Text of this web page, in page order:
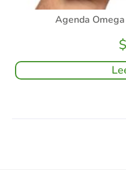
Agenda
$